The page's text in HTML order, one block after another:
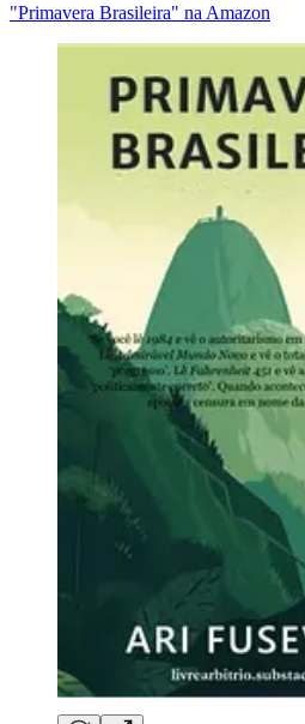
"Primavera Brasileira" na Amazon